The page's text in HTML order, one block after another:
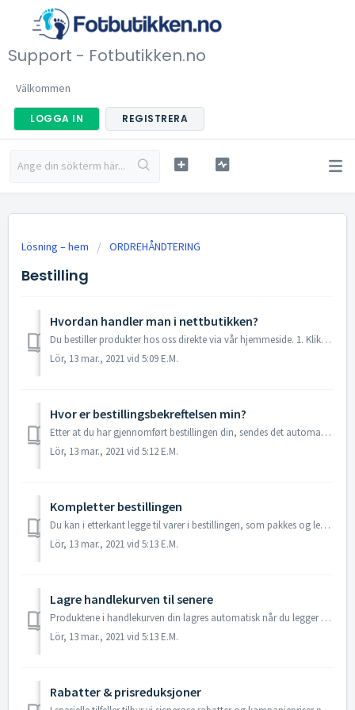
Support - Fotbutikken.no
Välkommen
LOGGA IN REGISTRERA
Lösning – hem ORDREHÅNDTERING
Bestilling
Hvordan handler man i nettbutikken?
Du bestiller produkter hos oss direkte via vår hjemmeside. 1. Klikk på et produkt for å komme til produktsiden 2. Velg størrelse eller farge (for produkter...
Lör, 13 mar., 2021 vid 5:09 E.M.
Hvor er bestillingsbekreftelsen min?
Etter at du har gjennomført bestillingen din, sendes det automatisk ut en bestillingsbekreftelse til den e-postadressen du har oppgitt i bestillingen din. ...
Lör, 13 mar., 2021 vid 5:12 E.M.
Kompletter bestillingen
Du kan i etterkant legge til varer i bestillingen, som pakkes og leveres sammen med din nåværende bestilling, og du trenger altså ikke å betale ekstra frakt...
Lör, 13 mar., 2021 vid 5:13 E.M.
Lagre handlekurven til senere
Produktene i handlekurven din lagres automatisk når du legger dem i kassen og fyller ut opplysningene dine. Hvis du vil legge produkter i handlekurven for ...
Lör, 13 mar., 2021 vid 5:13 E.M.
Rabatter & prisreduksjoner